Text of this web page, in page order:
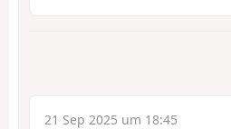
21 Sep 2025 um 18:45